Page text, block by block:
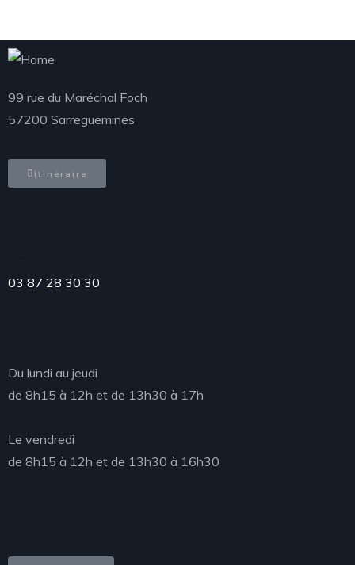
99 rue du Maréchal Foch
57200 Sarreguemines
Itinéraire
03 87 28 30 30
Du lundi au jeudi
de 8h15 à 12h et de 13h30 à 17h
Le vendredi
de 8h15 à 12h et de 13h30 à 16h30